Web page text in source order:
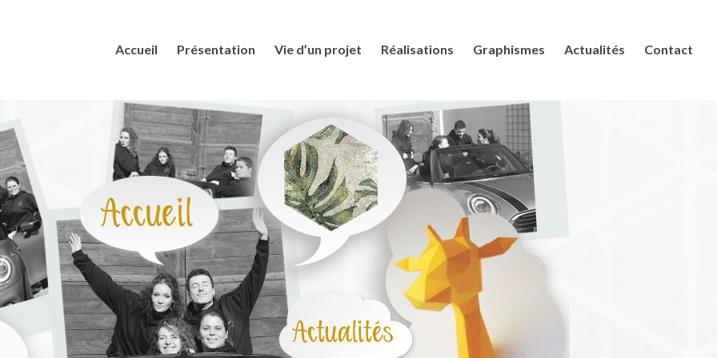
Accueil Présentation Vie d’un projet Réalisations Graphismes Actualités Contact